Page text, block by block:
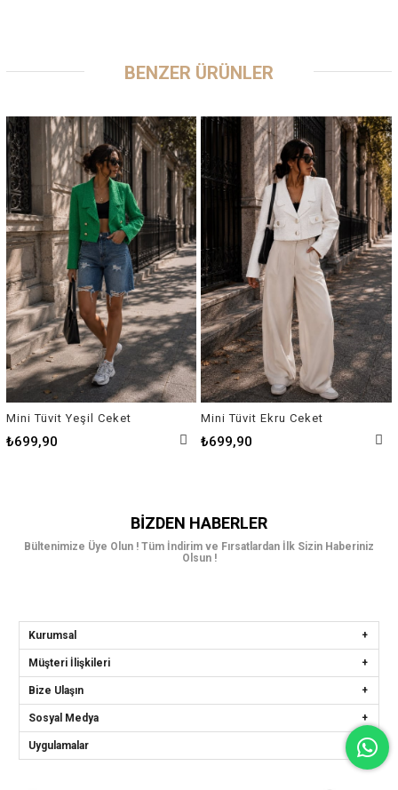
BENZER ÜRÜNLER
Mini Tüvit Yeşil Ceket
₺699,90
Mini Tüvit Ekru Ceket
₺699,90
BIZDEN HABERLER
Bültenimize Üye Olun ! Tüm İndirim ve Fırsatlardan İlk Sizin Haberiniz
Olsun !
Kurumsal
Müşteri İlişkileri
Bize Ulaşın
Sosyal Medya
Uygulamalar